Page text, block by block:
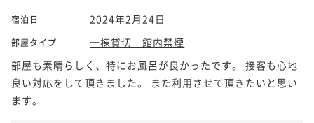
宿泊日 2024年2月24日
部屋タイプ
一棟貸切 館内禁煙
部屋も素晴らしく、特にお風呂が良かったです。 接客も心地
良い対応をして頂きました。 また利用させて頂きたいと思い
ます。